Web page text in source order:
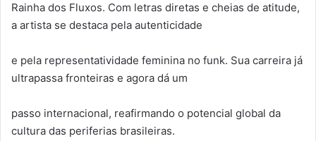
Rainha dos Fluxos. Com letras diretas e cheias de atitude,
a artista se destaca pela autenticidade
e pela representatividade feminina no funk. Sua carreira já
ultrapassa fronteiras e agora dá um
passo internacional, reafirmando o potencial global da
cultura das periferias brasileiras.